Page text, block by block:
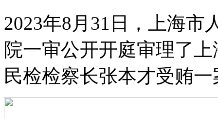
2023年8月31日，上海市
院一审公开开庭审理了
民检检察长张本才受贿